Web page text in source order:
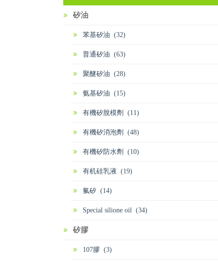
矽油
苯基矽油 (32)
普通矽油 (63)
聚醚矽油 (28)
氨基矽油 (15)
有機矽脫模劑 (11)
有機矽消泡劑 (48)
有機矽防水劑 (10)
有机硅乳液 (19)
氟矽 (14)
Special silione oil (34)
矽膠
107膠 (3)